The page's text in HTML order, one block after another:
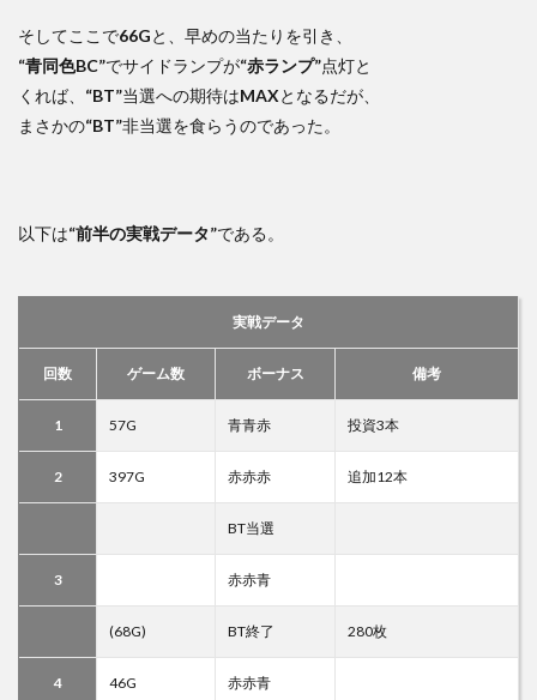
そしてここで66Gと、早めの当たりを引き、
“青同色BC”でサイドランプが“赤ランプ”点灯と
くれば、 “BT”当選への期待はMAXとなるだが、
まさかの“BT”非当選を食らうのであった。
以下は“前半の実戦データ”である。
実戦データ
回数 ゲーム数 ボーナス 備考
1 57G 青青赤 投資3本
2 397G 赤赤赤 追加12本
BT当選
3 赤赤青
(68G) BT終了 280枚
4 46G 赤赤青